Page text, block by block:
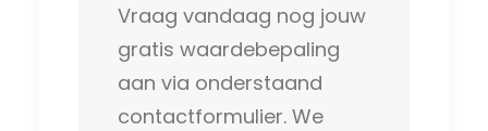
Vraag vandaag nog jouw
gratis waardebepaling
aan via onderstaand
contactformulier. We